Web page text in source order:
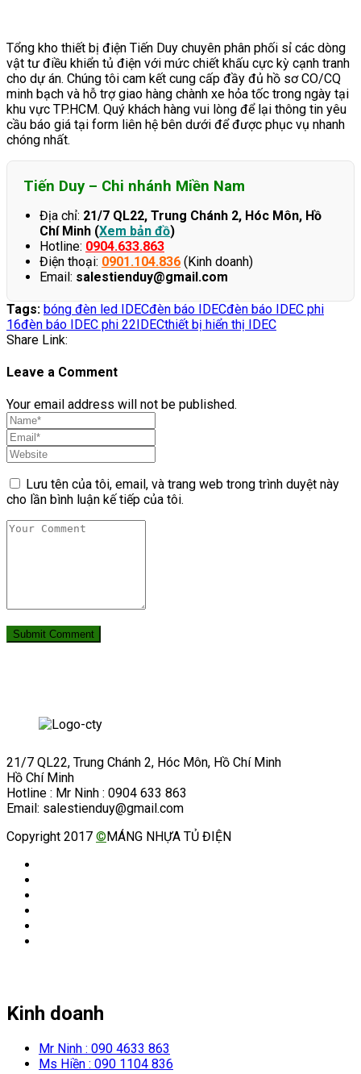
Tổng kho thiết bị điện Tiến Duy chuyên phân phối sỉ các dòng
vật tư điều khiển tủ điện với mức chiết khấu cực kỳ cạnh tranh
cho dự án. Chúng tôi cam kết cung cấp đầy đủ hồ sơ CO/CQ
minh bạch và hỗ trợ giao hàng chành xe hỏa tốc trong ngày tại
khu vực TP.HCM. Quý khách hàng vui lòng để lại thông tin yêu
cầu báo giá tại form liên hệ bên dưới để được phục vụ nhanh
chóng nhất.
Tiến Duy – Chi nhánh Miền Nam
Địa chỉ: 21/7 QL22, Trung Chánh 2, Hóc Môn, Hồ
Chí Minh (Xem bản đồ)
Hotline: 0904.633.863
Điện thoại: 0901.104.836 (Kinh doanh)
Email: salestienduy@gmail.com
Tags: bóng đèn led IDECđèn báo IDECđèn báo IDEC phi
16đèn báo IDEC phi 22IDECthiết bị hiển thị IDEC
Share Link:
Leave a Comment
Your email address will not be published.
Lưu tên của tôi, email, và trang web trong trình duyệt này
cho lần bình luận kế tiếp của tôi.
21/7 QL22, Trung Chánh 2, Hóc Môn, Hồ Chí Minh
Hồ Chí Minh
Hotline : Mr Ninh : 0904 633 863
Email: salestienduy@gmail.com
Copyright 2017 © MÁNG NHỰA TỦ ĐIỆN
Kinh doanh
Mr Ninh : 090 4633 863
Ms Hiền : 090 1104 836